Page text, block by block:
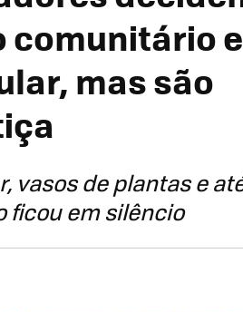
mas são
vasos de plantas e
ficou em silêncio